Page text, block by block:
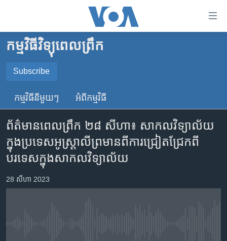
គេហទំព័រ​
ទាក់ទង
រំលង​
ទំព័រ​
ព័ត៌មាន​​
ម្តង
និង​
កម្ពុជា
អន្តរជាតិ
ចិន
ហេឡូវីអូអេ
កម្ពុជាច្នៃប្រតិដ្ឋ
ព្រឹត្តិការណ៍ព័ត៌មាន
ទូរទស្សន៍ / វីដេអូ​
កម្មវិធីវិទ្យុពេលព្រឹក
Subscribe
SUBSCRIBE
YouTube Music
Spotify
កម្មវិធី​នីមួយៗ អំពី​កម្មវិធី​
ព័ត៌មាន​ពេលព្រឹក​ ២៨ សីហា៖ សាកលវិទ្យាល័យ​​​​
ក្នុង​ប្រទេស​អូស្រ្តាលី​ព្រមាន​ពី​ការ​ជ្រៀតជ្រែក​ពី​
បរទេស​​ក្នុង​សាកលវិទ្យាល័យ
28 សីហា 2023